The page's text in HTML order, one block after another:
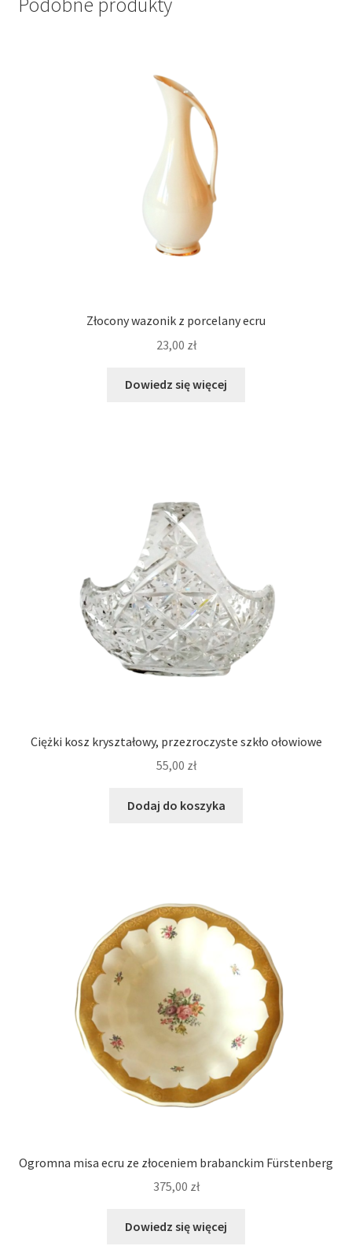
Złocony wazonik z porcelany ecru
23,00 zł
Dowiedz się więcej
Ciężki kosz kryształowy, przezroczyste szkło ołowiowe
55,00 zł
Dodaj do koszyka
Ogromna misa ecru ze złoceniem brabanckim Fürstenberg
375,00 zł
Dowiedz się więcej